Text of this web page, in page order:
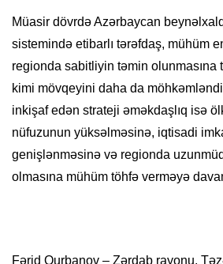
Müasir dövrdə Azərbaycan
sistemində etibarlı tərəfdaş, mühüm
regionda sabitliyin təmin olunmasına
kimi mövqeyini daha da
inkişaf edən strateji əməkdaşlıq isə
nüfuzunun yüksəlməsinə, iqtisadi
genişlənməsinə və regionda
olmasına mühüm töhfə verməyə
Fərid Qurbanov – Zərdab rayonu,